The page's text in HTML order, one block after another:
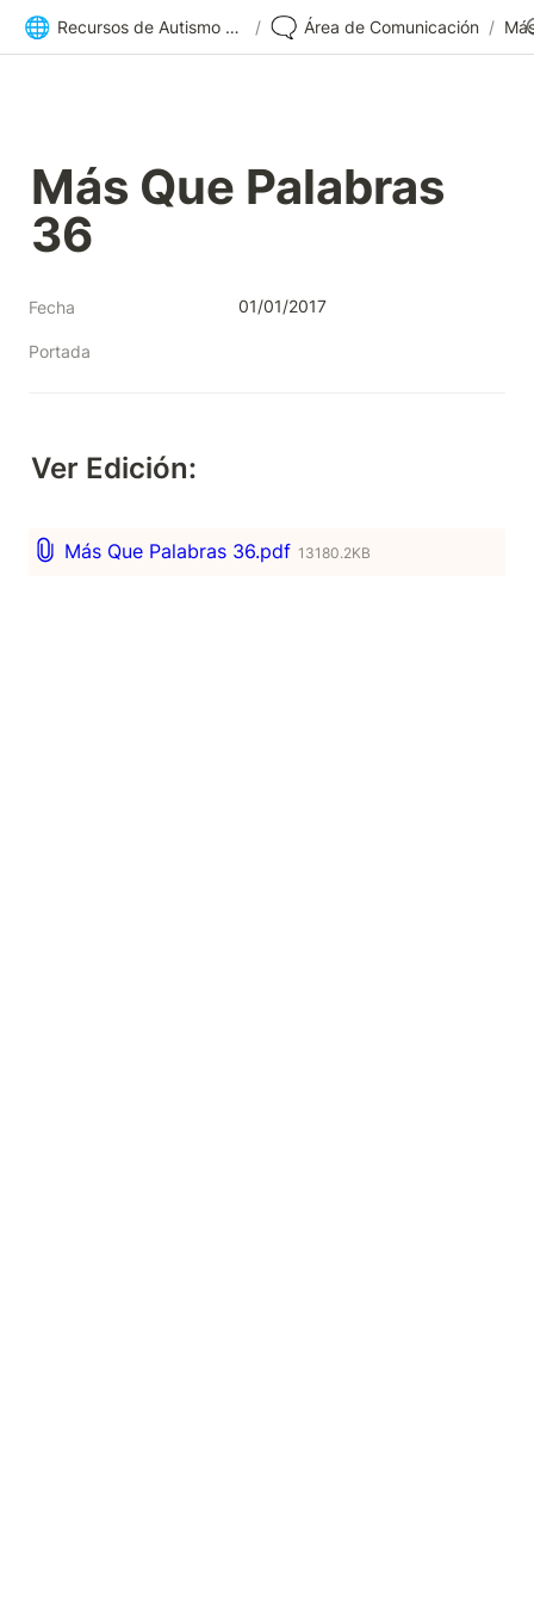
🌐 Recursos de Autismo Sevilla | Inicio / 🗨️ Área de Comunicación /
Más Que Palabras
36
Fecha 01/01/2017
Portada
Ver Edición:
Más Que Palabras 36.pdf 13180.2KB